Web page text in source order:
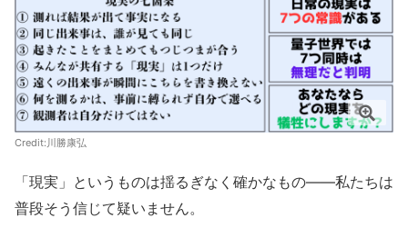
Credit:川勝康弘
「現実」というものは揺るぎなく確かなもの――私たちは
普段そう信じて疑いません。